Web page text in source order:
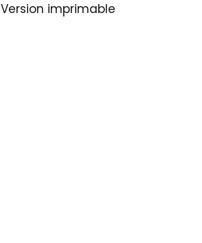
Version imprimable